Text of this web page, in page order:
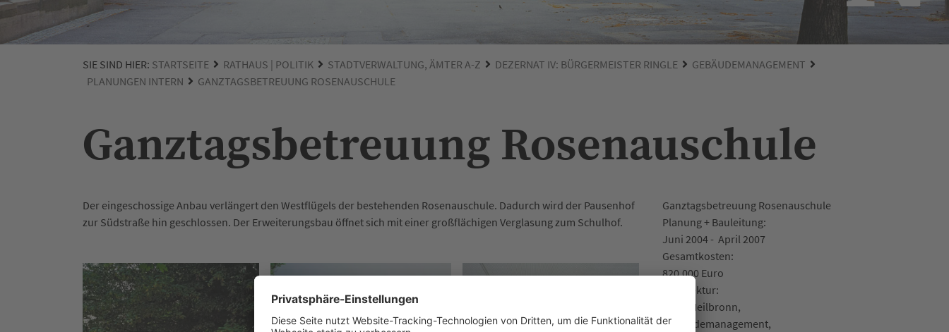
SIE SIND HIER: STARTSEITE RATHAUS | POLITIK STADTVERWALTUNG, ÄMTER A-Z DEZERNAT IV: BÜRGERMEISTER RINGLE
GEBÄUDEMANAGEMENT
PLANUNGEN INTERN
GANZTAGSBETREUUNG ROSENAUSCHULE
Ganztagsbetreuung Rosenauschule
Der eingeschossige Anbau verlängert den Westflügels der bestehenden Rosenauschule. Dadurch wird der Pausenhof
zur Südstraße hin geschlossen. Der Erweiterungsbau öffnet sich mit einer großflächigen Verglasung zum Schulhof.
Ganztagsbetreuung Rosenauschule
Planung + Bauleitung:
Juni 2004 - April 2007
Gesamtkosten:
820.000 Euro
Architektur:
Stadt Heilbronn,
Gebäudemanagement,